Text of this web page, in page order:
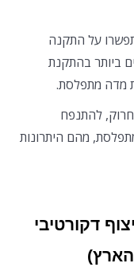
על התקנה
ביותר בהתקנת
מדה מתפלסת.
להתנפח
מהם היתרונות
דקורטיבי